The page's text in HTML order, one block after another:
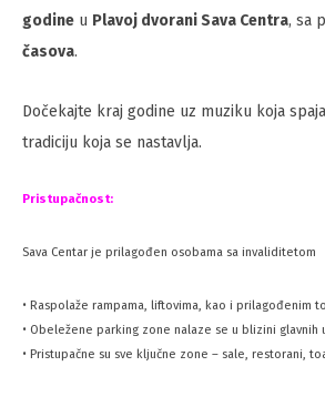
godine u Plavoj dvorani Sava Centra, sa
časova.
Dočekajte kraj godine uz muziku koja
tradiciju koja se nastavlja.
Pristupačnost:
Sava Centar je prilagođen osobama sa invaliditetom
• Raspolaže rampama, liftovima, kao i prilagođenim
• Obeležene parking zone nalaze se u blizini glavnih
• Pristupačne su sve ključne zone – sale, restorani,